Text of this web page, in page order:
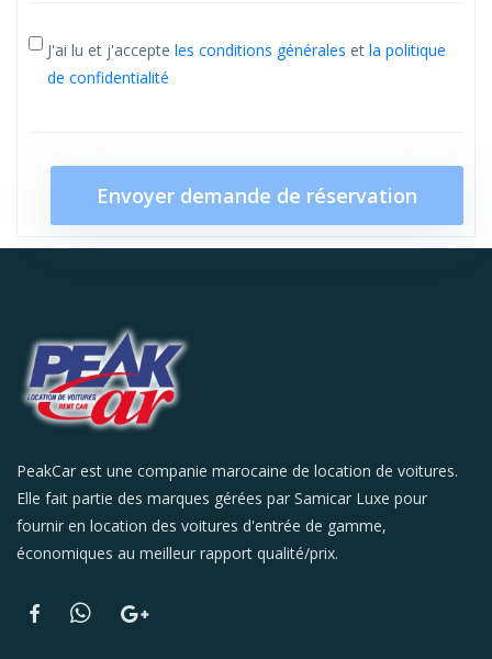
J'ai lu et j'accepte les conditions générales et la politique
de confidentialité
Envoyer demande de réservation
PeakCar est une companie marocaine de location de voitures.
Elle fait partie des marques gérées par Samicar Luxe pour
fournir en location des voitures d'entrée de gamme,
économiques au meilleur rapport qualité/prix.